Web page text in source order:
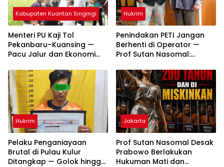
Kabupaten Kuantan Singingi
Menteri PU Kaji Tol
Pekanbaru–Kuansing —
Pacu Jalur dan Ekonomi
Hukrim
Penindakan PETI Jangan
Berhenti di Operator —
Prof Sutan Nasomal:
hingga Pemodal
Hukrim
Pelaku Penganiayaan
Brutal di Pulau Kulur
Ditangkap — Golok hingga
Jakarta
Prof Sutan Nasomal Desak
Prabowo Berlakukan
Hukuman Mati dan